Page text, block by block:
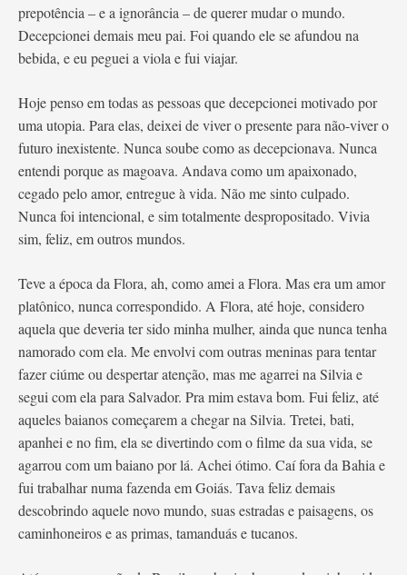
prepotência – e a ignorância – de querer mudar o mundo.
Decepcionei demais meu pai. Foi quando ele se afundou na
bebida, e eu peguei a viola e fui viajar.
Hoje penso em todas as pessoas que decepcionei motivado por
uma utopia. Para elas, deixei de viver o presente para não-viver o
futuro inexistente. Nunca soube como as decepcionava. Nunca
entendi porque as magoava. Andava como um apaixonado,
cegado pelo amor, entregue à vida. Não me sinto culpado.
Nunca foi intencional, e sim totalmente despropositado. Vivia
sim, feliz, em outros mundos.
Teve a época da Flora, ah, como amei a Flora. Mas era um amor
platônico, nunca correspondido. A Flora, até hoje, considero
aquela que deveria ter sido minha mulher, ainda que nunca tenha
namorado com ela. Me envolvi com outras meninas para tentar
fazer ciúme ou despertar atenção, mas me agarrei na Silvia e
segui com ela para Salvador. Pra mim estava bom. Fui feliz, até
aqueles baianos começarem a chegar na Silvia. Tretei, bati,
apanhei e no fim, ela se divertindo com o filme da sua vida, se
agarrou com um baiano por lá. Achei ótimo. Caí fora da Bahia e
fui trabalhar numa fazenda em Goiás. Tava feliz demais
descobrindo aquele novo mundo, suas estradas e paisagens, os
caminhoneiros e as primas, tamanduás e tucanos.